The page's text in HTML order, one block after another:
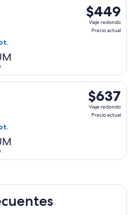
$449
Viaje
redondo,
$449
Viaje redondo
Precio actual
$637
Viaje
redondo,
$637
Viaje redondo
Precio actual
Airlines, con salida el mié, 9